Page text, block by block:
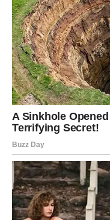
Dnevna
Pred vama je dan
rješenje za problem
Poruka zvijezda
Ne opterećujte se